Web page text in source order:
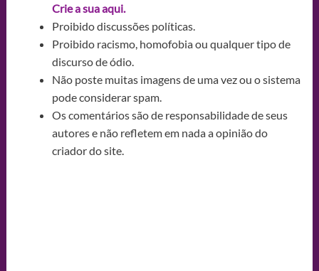
Crie a sua aqui.
Proibido discussões políticas.
Proibido racismo, homofobia ou qualquer tipo de
discurso de ódio.
Não poste muitas imagens de uma vez ou o sistema
pode considerar spam.
Os comentários são de responsabilidade de seus
autores e não refletem em nada a opinião do
criador do site.